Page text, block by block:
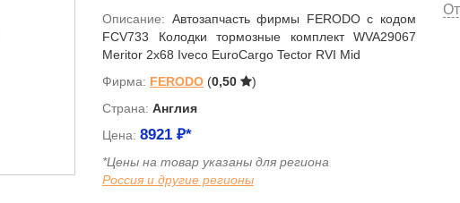
Описание: Автозапчасть фирмы FERODO с кодом
FCV733 Колодки тормозные комплект WVA29067
Meritor 2x68 Iveco EuroCargo Tector RVI Mid
Фирма: FERODO (0,50
)
Страна: Англия
Цена: 8921 ₽*
*Цены на товар указаны для региона
Россия и другие регионы